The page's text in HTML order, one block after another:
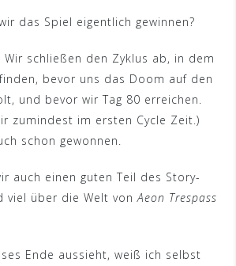
das Spiel eigentlich gewinnen?
Wir schließen den Zyklus ab, in dem
bevor uns das Doom auf den
und bevor wir Tag 80 erreichen.
zumindest im ersten Cycle Zeit.)
schon gewonnen.
auch einen guten Teil des Story-
viel über die Welt vonAeon Trespass
Ende aussieht, weiß ich selbst